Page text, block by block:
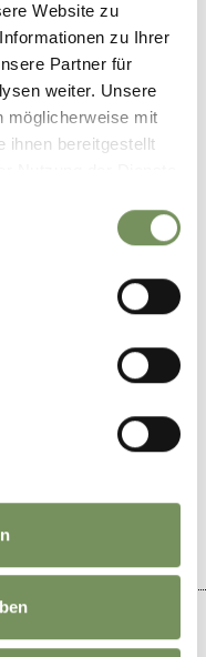
Website zu
zu Ihrer
Partner für
weiter. Unsere
möglicherweise mit
ihnen bereitgestellt
card
Bank card/Maestro
UTILE?